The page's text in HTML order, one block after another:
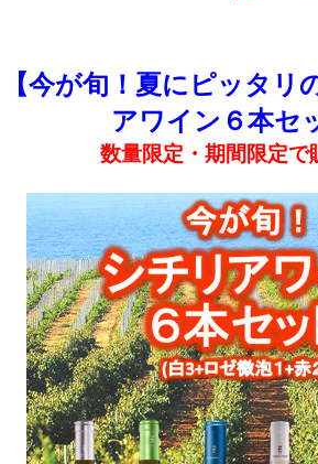
【今が旬！夏にピッタリ
アワイン６本セ
数量限定・期間限定で